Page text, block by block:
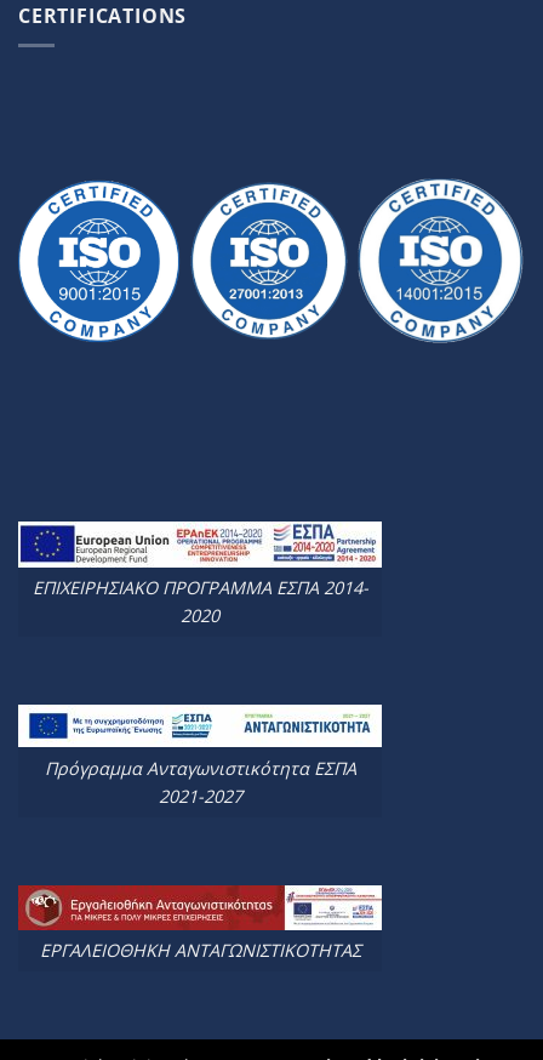
CERTIFICATIONS
ΕΠΙΧΕΙΡΗΣΙΑΚΟ ΠΡΟΓΡΑΜΜΑ ΕΣΠΑ 2014-
2020
Πρόγραμμα Ανταγωνιστικότητα ΕΣΠΑ
2021-2027
ΕΡΓΑΛΕΙΟΘΗΚΗ ΑΝΤΑΓΩΝΙΣΤΙΚΟΤΗΤΑΣ